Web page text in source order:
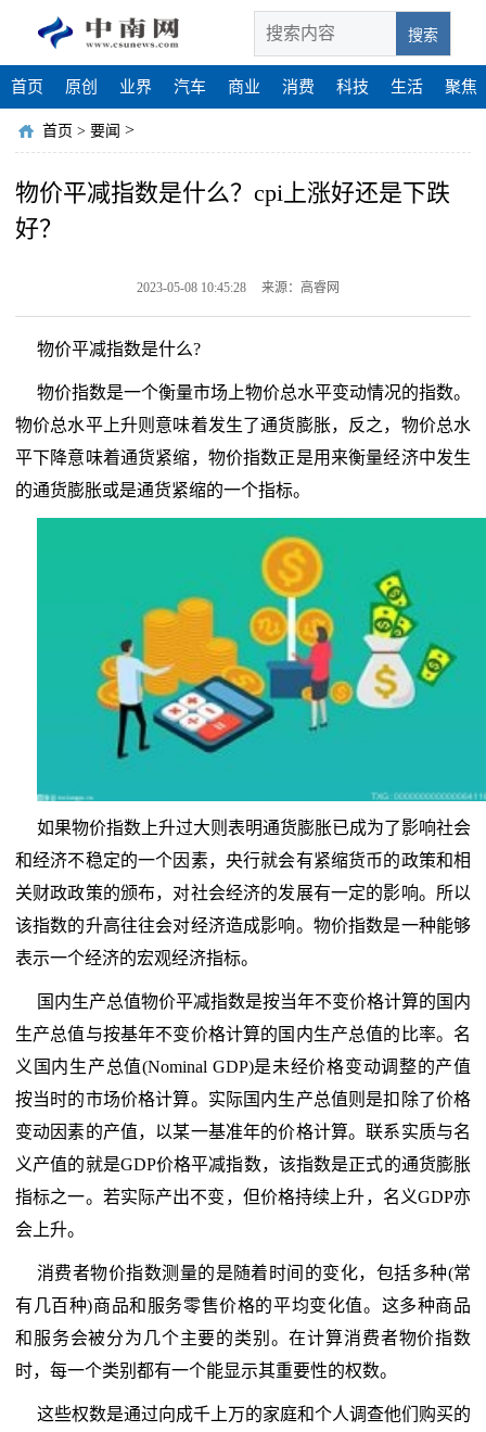
搜索
首页 原创 业界 汽车 商业 消费 科技 生活 聚焦
首页 > 要闻 >
物价平减指数是什么？cpi上涨好还是下跌
好？
2023-05-08 10:45:28 来源：高睿网
物价平减指数是什么?
物价指数是一个衡量市场上物价总水平变动情况的指数。
物价总水平上升则意味着发生了通货膨胀，反之，物价总水
平下降意味着通货紧缩，物价指数正是用来衡量经济中发生
的通货膨胀或是通货紧缩的一个指标。
如果物价指数上升过大则表明通货膨胀已成为了影响社会
和经济不稳定的一个因素，央行就会有紧缩货币的政策和相
关财政政策的颁布，对社会经济的发展有一定的影响。所以
该指数的升高往往会对经济造成影响。物价指数是一种能够
表示一个经济的宏观经济指标。
国内生产总值物价平减指数是按当年不变价格计算的国内
生产总值与按基年不变价格计算的国内生产总值的比率。名
义国内生产总值(Nominal GDP)是未经价格变动调整的产值
按当时的市场价格计算。实际国内生产总值则是扣除了价格
变动因素的产值，以某一基准年的价格计算。联系实质与名
义产值的就是GDP价格平减指数，该指数是正式的通货膨胀
指标之一。若实际产出不变，但价格持续上升，名义GDP亦
会上升。
消费者物价指数测量的是随着时间的变化，包括多种(常
有几百种)商品和服务零售价格的平均变化值。这多种商品
和服务会被分为几个主要的类别。在计算消费者物价指数
时，每一个类别都有一个能显示其重要性的权数。
这些权数是通过向成千上万的家庭和个人调查他们购买的